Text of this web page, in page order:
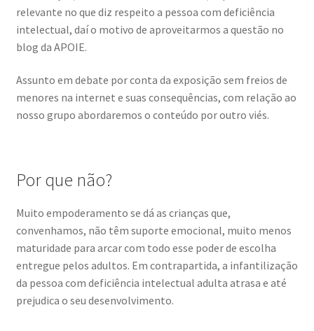
relevante no que diz respeito a pessoa com deficiência
intelectual, daí o motivo de aproveitarmos a questão no
blog da APOIE.
Assunto em debate por conta da exposição sem freios de
menores na internet e suas consequências, com relação ao
nosso grupo abordaremos o conteúdo por outro viés.
Por que não?
Muito empoderamento se dá as crianças que,
convenhamos, não têm suporte emocional, muito menos
maturidade para arcar com todo esse poder de escolha
entregue pelos adultos. Em contrapartida, a infantilização
da pessoa com deficiência intelectual adulta atrasa e até
prejudica o seu desenvolvimento.